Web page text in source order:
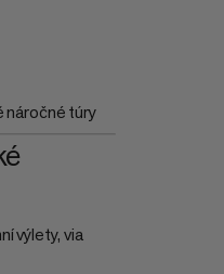
náročné túry
výlety, via